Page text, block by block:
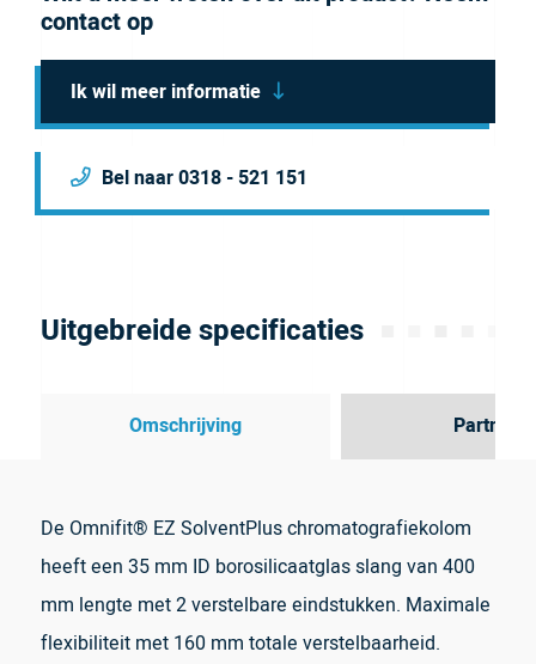
contact op
Ik wil meer informatie
Bel naar 0318 - 521 151
Uitgebreide specificaties
Omschrijving Partner
De Omnifit® EZ SolventPlus chromatografiekolom
heeft een 35 mm ID borosilicaatglas slang van 400
mm lengte met 2 verstelbare eindstukken. Maximale
flexibiliteit met 160 mm totale verstelbaarheid.